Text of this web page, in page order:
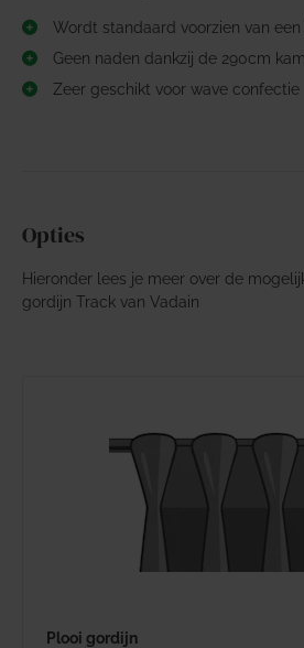
Wordt standaard voorzien van
Geen naden dankzij de 290cm
Zeer geschikt voor wave confectie
Opties
Hieronder lees je meer over de
gordijn Track van Vadain
Plooi gordijn